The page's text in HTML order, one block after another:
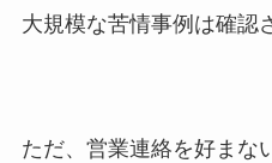
大規模な苦情事例は確認
ただ、営業連絡を好まな